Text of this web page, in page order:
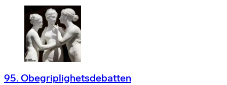
95. Obegriplighetsdebatten